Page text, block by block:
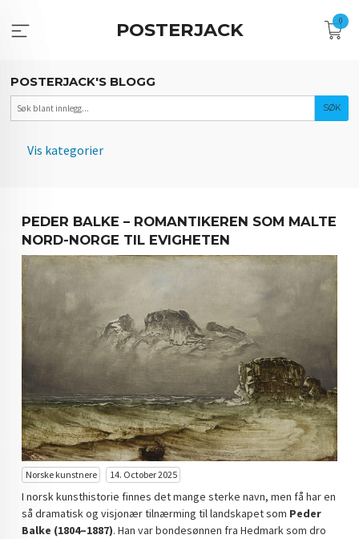
innholdet
POSTERJACK 0
POSTERJACK'S BLOGG
Vis kategorier
NORSKE KUNSTNERE
FOTOGRAFIETS ARV
PEDER BALKE – ROMANTIKEREN SOM MALTE
NORD-NORGE TIL EVIGHETEN
Norske kunstnere 14. October 2025
I norsk kunsthistorie finnes det mange sterke navn, men få har en
så dramatisk og visjonær tilnærming til landskapet som Peder
Balke (1804–1887). Han var bondesønnen fra Hedmark som dro